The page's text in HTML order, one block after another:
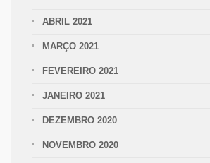
ABRIL 2021
MARÇO 2021
FEVEREIRO 2021
JANEIRO 2021
DEZEMBRO 2020
NOVEMBRO 2020